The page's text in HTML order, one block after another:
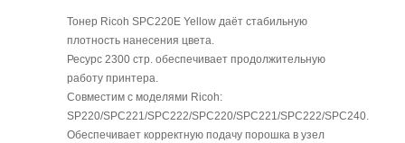
Тонер Ricoh SPC220E Yellow даёт стабильную
плотность нанесения цвета.
Ресурс 2300 стр. обеспечивает продолжительную
работу принтера.
Совместим с моделями Ricoh:
SP220/SPC221/SPC222/SPC220/SPC221/SPC222/SPC240.
Обеспечивает корректную подачу порошка в узел